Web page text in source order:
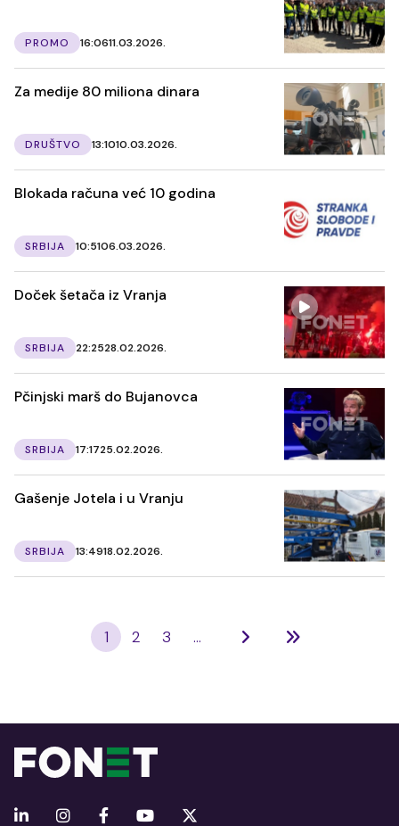
PROMO 16:0611.03.2026.
Za medije 80 miliona dinara
DRUŠTVO 13:1010.03.2026.
Blokada računa već 10 godina
SRBIJA 10:5106.03.2026.
Doček šetača iz Vranja
SRBIJA 22:2528.02.2026.
Pčinjski marš do Bujanovca
SRBIJA 17:1725.02.2026.
Gašenje Jotela i u Vranju
SRBIJA 13:4918.02.2026.
1 2 3 ...